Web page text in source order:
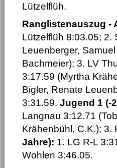
Lützelflüh.
Ranglistenauszug -
Lützelflüh 8:03.05; 2.
Leuenberger,
Bachmeier); 3. LV
3:17.59 (Myrtha
Bigler, Renate
3:31.59. Jugend 1 (-
Langnau 3:12.71
Krähenbühl, C.K.);
Jahre): 1. LG R-L
Wohlen 3:46.05.